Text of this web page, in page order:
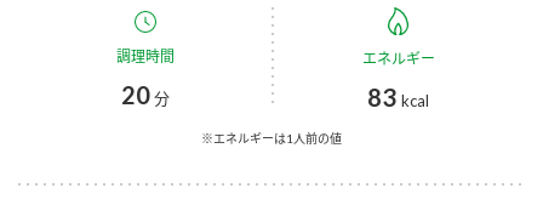
スープ 中華
カンタン酢
お酢ドリンク
かおりの蔵
ミツカングループについて
企業理念
ミツカンを知る
調理時間
20分
エネルギー
83 kcal
※エネルギーは1人前の値